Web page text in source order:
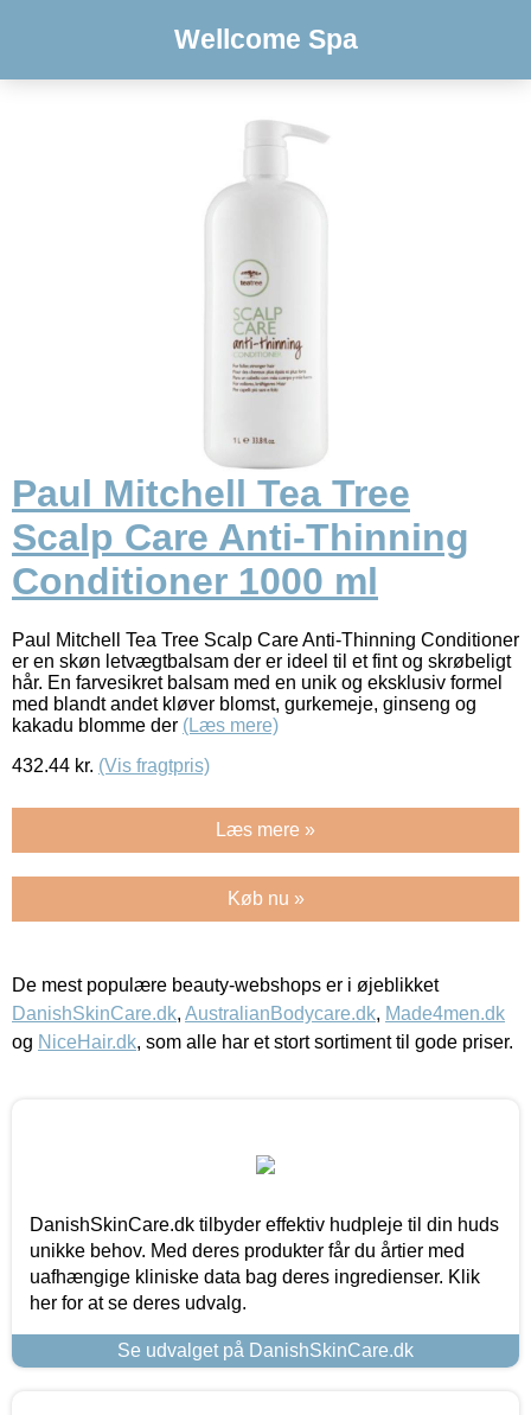
Wellcome Spa
Paul Mitchell Tea Tree
Scalp Care Anti-Thinning
Conditioner 1000 ml
Paul Mitchell Tea Tree Scalp Care Anti-Thinning Conditioner
er en skøn letvægtbalsam der er ideel til et fint og skrøbeligt
hår. En farvesikret balsam med en unik og eksklusiv formel
med blandt andet kløver blomst, gurkemeje, ginseng og
kakadu blomme der (Læs mere)
432.44 kr. (Vis fragtpris)
Læs mere »
Køb nu »
De mest populære beauty-webshops er i øjeblikket
DanishSkinCare.dk, AustralianBodycare.dk, Made4men.dk
og NiceHair.dk, som alle har et stort sortiment til gode priser.
DanishSkinCare.dk tilbyder effektiv hudpleje til din huds
unikke behov. Med deres produkter får du årtier med
uafhængige kliniske data bag deres ingredienser. Klik
her for at se deres udvalg.
Se udvalget på DanishSkinCare.dk